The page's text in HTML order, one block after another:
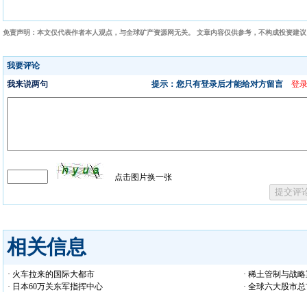
免责声明：本文仅代表作者本人观点，与全球矿产资源网无关。 文章内容仅供参考，不构成投资建
相关信息
· 火车拉来的国际大都市
· 稀土管制与战
· 日本60万关东军指挥中心
· 全球六大股市